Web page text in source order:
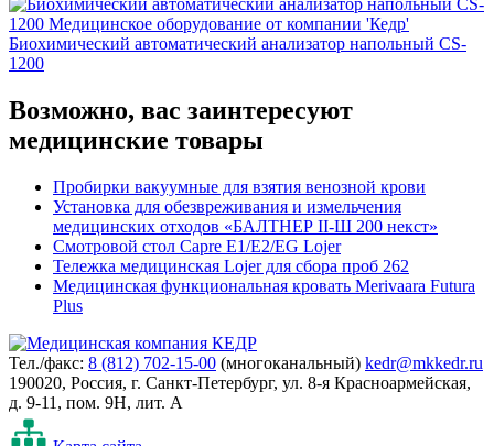
Биохимический автоматический анализатор напольный CS-
1200
Возможно, вас заинтересуют
медицинские товары
Пробирки вакуумные для взятия венозной крови
Установка для обезвреживания и измельчения
медицинских отходов «БАЛТНЕР II-Ш 200 некст»
Смотровой стол Capre E1/Е2/ЕG Lojer
Тележка медицинская Lojer для сбора проб 262
Медицинская функциональная кровать Merivaara Futura
Plus
Тел./факс: 8 (812) 702-15-00 (многоканальный) kedr@mkkedr.ru
190020, Россия, г. Санкт-Петербург, ул. 8-я Красноармейская,
д. 9-11, пом. 9Н, лит. А